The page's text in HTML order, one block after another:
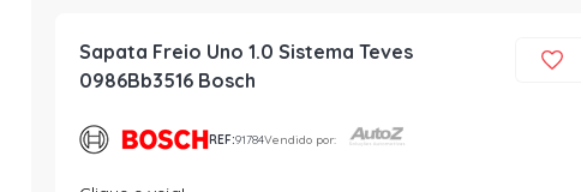
Sapata Freio Uno 1.0 Sistema Teves
0986Bb3516 Bosch
REF:91784Vendido por: